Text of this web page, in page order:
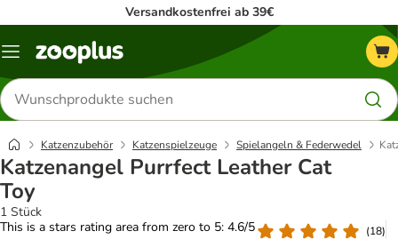
Versandkostenfrei ab 39€
Menü
Produkte
suchen
Katzenzubehör Katzenspielzeuge Spielangeln & Federwedel
Katzenangel Purrfect Leather Cat
Toy
1 Stück
This is a stars rating area from zero to 5: 4.6/5
(18)